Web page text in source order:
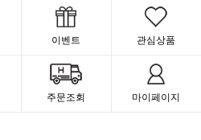
이벤트 관심상품
주문조회 마이페이지